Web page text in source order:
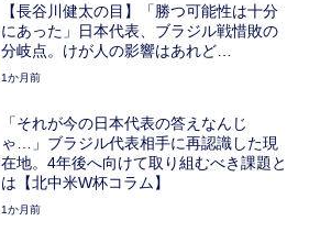
【長谷川健太の目】「勝つ可能性は十分
にあった」日本代表、ブラジル戦惜敗の
分岐点。けが人の影響はあれど…
1か月前
「それが今の日本代表の答えなんじ
ゃ…」ブラジル代表相手に再認識した現
在地。4年後へ向けて取り組むべき課題と
は【北中米W杯コラム】
1か月前